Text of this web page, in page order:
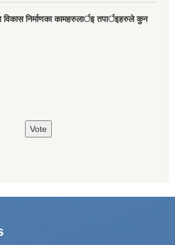
विकास निर्माणका कामहरुलार्इ तपार्इहरुले कुन